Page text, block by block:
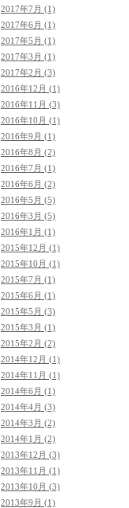
2017年7月 (1)
2017年6月 (1)
2017年5月 (1)
2017年3月 (1)
2017年2月 (3)
2016年12月 (1)
2016年11月 (3)
2016年10月 (1)
2016年9月 (1)
2016年8月 (2)
2016年7月 (1)
2016年6月 (2)
2016年5月 (5)
2016年3月 (5)
2016年1月 (1)
2015年12月 (1)
2015年10月 (1)
2015年7月 (1)
2015年6月 (1)
2015年5月 (3)
2015年3月 (1)
2015年2月 (2)
2014年12月 (1)
2014年11月 (1)
2014年6月 (1)
2014年4月 (3)
2014年3月 (2)
2014年1月 (2)
2013年12月 (3)
2013年11月 (1)
2013年10月 (3)
2013年9月 (1)